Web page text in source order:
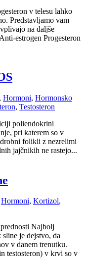
v telesu lahko
Predstavljamo vam
na daljše
estrogen Progesteron
, Hormoni, Hormonsko
, Testosteron
poliendokrini
pri katerem so v
folikli z nezrelimi
jajčnikih ne rastejo...
Hormoni, Kortizol,
Najbolj
sline je dejstvo, da
v danem trenutku.
testosteron) v krvi so v